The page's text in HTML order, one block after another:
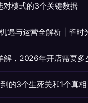
模式的3个关键数据
遇与运营全解析 | 雀时
解，2026年开店需要多
的3个生死关和1个真相